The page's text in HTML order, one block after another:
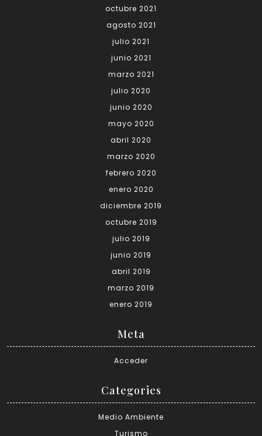
octubre 2021
agosto 2021
julio 2021
junio 2021
marzo 2021
julio 2020
junio 2020
mayo 2020
abril 2020
marzo 2020
febrero 2020
enero 2020
diciembre 2019
octubre 2019
julio 2019
junio 2019
abril 2019
marzo 2019
enero 2019
Meta
Acceder
Categories
Medio Ambiente
Turismo